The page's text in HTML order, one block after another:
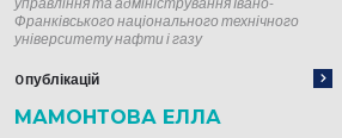
Франківського національного технічного
університету нафти і газу
0 публікацій
МАМОНТОВА ЕЛЛА